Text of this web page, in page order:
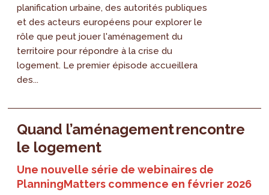
planification urbaine, des autorités publiques
et des acteurs européens pour explorer le
rôle que peut jouer l'aménagement du
territoire pour répondre à la crise du
logement. Le premier épisode accueillera
des...
Quand l’aménagement rencontre
le logement
Une nouvelle série de webinaires de
PlanningMatters commence en février 2026